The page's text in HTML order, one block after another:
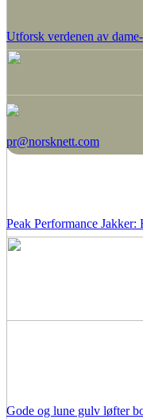
Utforsk verdenen av
Peak Performance
Gode og lune gulv løfter
pr@norsknett.com